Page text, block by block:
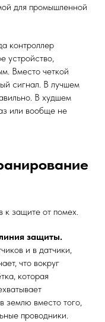
для промышленной
контроллер
устройство,
Вместо четкой
сигнал. В лучшем
В худшем
или вообще не
к защите от помех.
защиты.
и в датчики,
что вокруг
которая
землю вместо того,
проводники.